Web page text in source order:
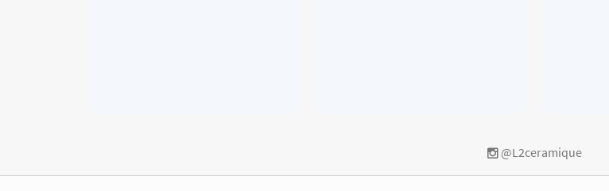
@L2ceramique